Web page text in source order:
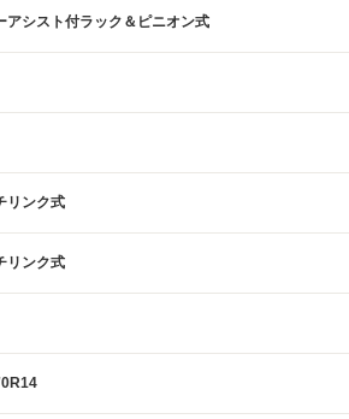
アシスト付ラック＆ピニオン式
リンク式
リンク式